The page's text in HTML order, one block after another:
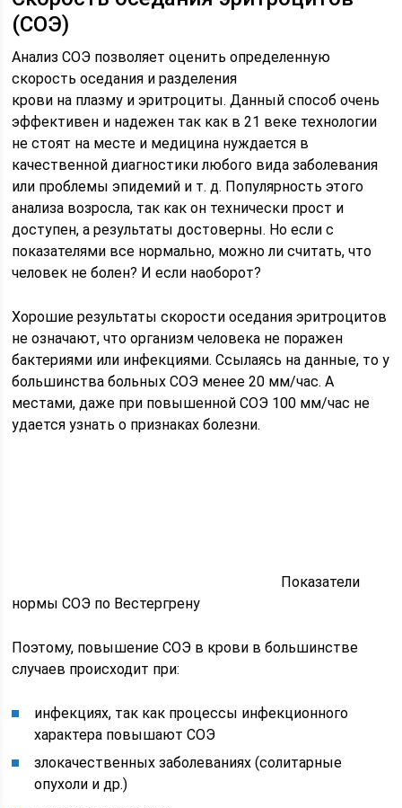
(СОЭ)
Анализ СОЭ позволяет оценить определенную
скорость оседания и разделения
крови на плазму и эритроциты. Данный способ очень
эффективен и надежен так как в 21 веке технологии
не стоят на месте и медицина нуждается в
качественной диагностики любого вида заболевания
или проблемы эпидемий и т. д. Популярность этого
анализа возросла, так как он технически прост и
доступен, а результаты достоверны. Но если с
показателями все нормально, можно ли считать, что
человек не болен? И если наоборот?
Хорошие результаты скорости оседания эритроцитов
не означают, что организм человека не поражен
бактериями или инфекциями. Ссылаясь на данные, то у
большинства больных СОЭ менее 20 мм/час. А
местами, даже при повышенной СОЭ 100 мм/час не
удается узнать о признаках болезни.
Показатели
нормы СОЭ по Вестергрену
Поэтому, повышение СОЭ в крови в большинстве
случаев происходит при:
инфекциях, так как процессы инфекционного
характера повышают СОЭ
злокачественных заболеваниях (солитарные
опухоли и др.)